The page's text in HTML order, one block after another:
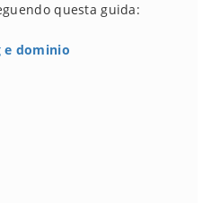
questa guida:
e dominio